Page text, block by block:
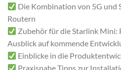
Die Kombination von 5G und
Routern
Zubehör für die Starlink
Ausblick auf kommende
Einblicke in die
Praxisnahe Tipps zur